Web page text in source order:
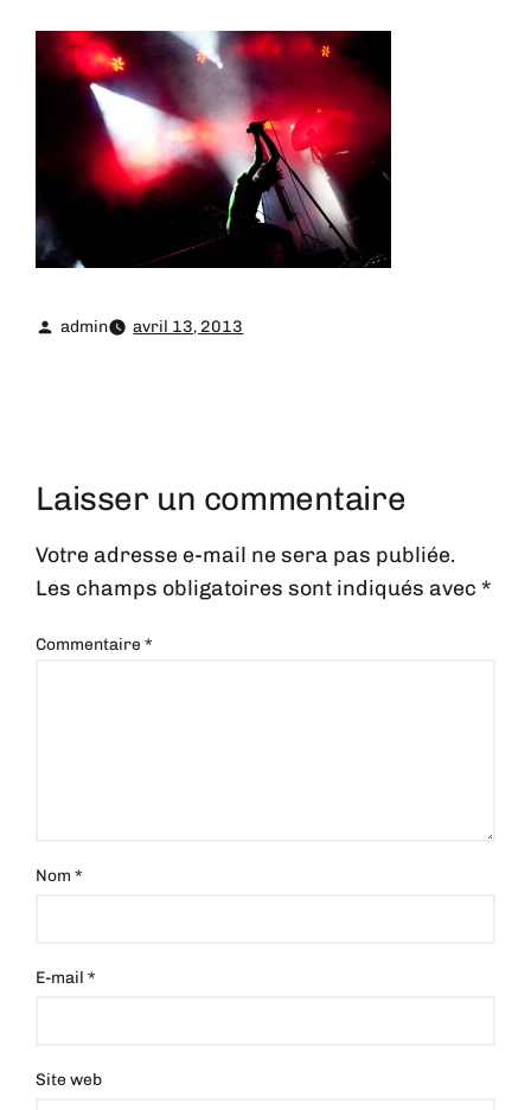
admin avril 13, 2013
Laisser un commentaire
Votre adresse e-mail ne sera pas publiée.
Les champs obligatoires sont indiqués avec*
Commentaire*
Nom*
E-mail*
Site web